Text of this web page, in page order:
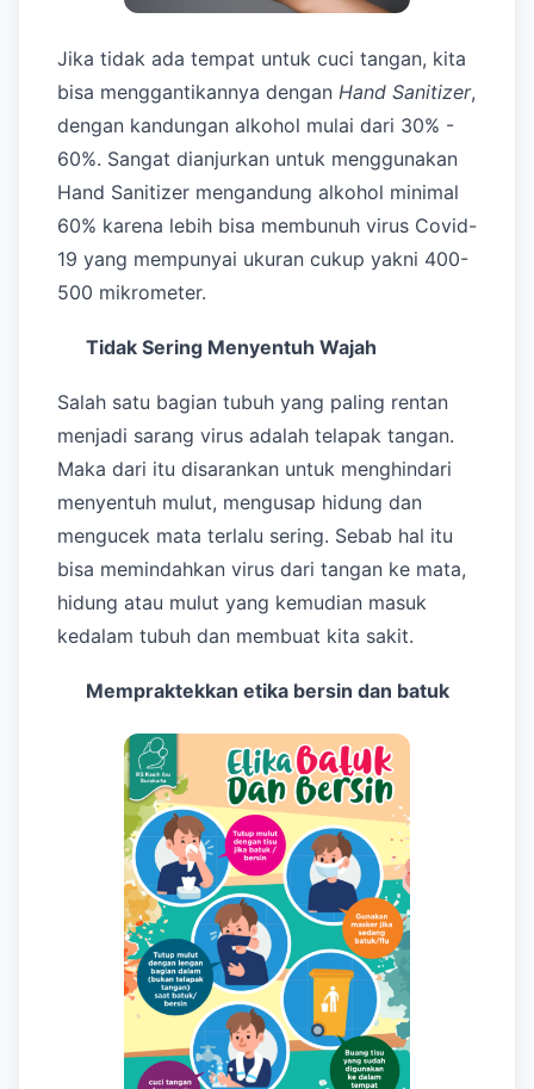
Jika tidak ada tempat untuk cuci tangan, kita
bisa menggantikannya dengan Hand Sanitizer,
dengan kandungan alkohol mulai dari 30% -
60%. Sangat dianjurkan untuk menggunakan
Hand Sanitizer mengandung alkohol minimal
60% karena lebih bisa membunuh virus Covid-
19 yang mempunyai ukuran cukup yakni 400-
500 mikrometer.
Tidak Sering Menyentuh Wajah
Salah satu bagian tubuh yang paling rentan
menjadi sarang virus adalah telapak tangan.
Maka dari itu disarankan untuk menghindari
menyentuh mulut, mengusap hidung dan
mengucek mata terlalu sering. Sebab hal itu
bisa memindahkan virus dari tangan ke mata,
hidung atau mulut yang kemudian masuk
kedalam tubuh dan membuat kita sakit.
Mempraktekkan etika bersin dan batuk